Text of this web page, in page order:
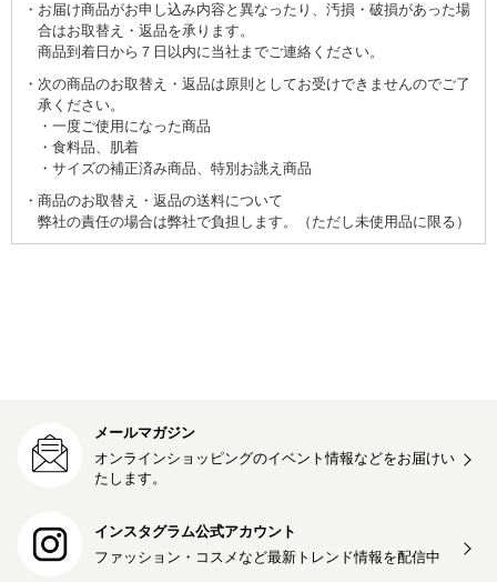
お届け商品がお申し込み内容と異なったり、汚損・破損があった場
合はお取替え・返品を承ります。
商品到着日から７日以内に当社までご連絡ください。
次の商品のお取替え・返品は原則としてお受けできませんのでご了
承ください。
一度ご使用になった商品
食料品、肌着
サイズの補正済み商品、特別お誂え商品
商品のお取替え・返品の送料について
弊社の責任の場合は弊社で負担します。（ただし未使用品に限る）
メールマガジン
オンラインショッピングのイベント情報などをお届けい
たします。
インスタグラム公式アカウント
ファッション・コスメなど最新トレンド情報を配信中